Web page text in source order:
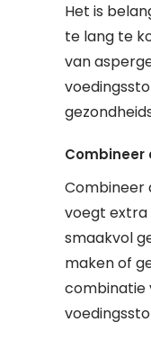
Het is
te lang te
van
Combineer
Combineer
voegt extra
smaakvol
maken of
combinatie